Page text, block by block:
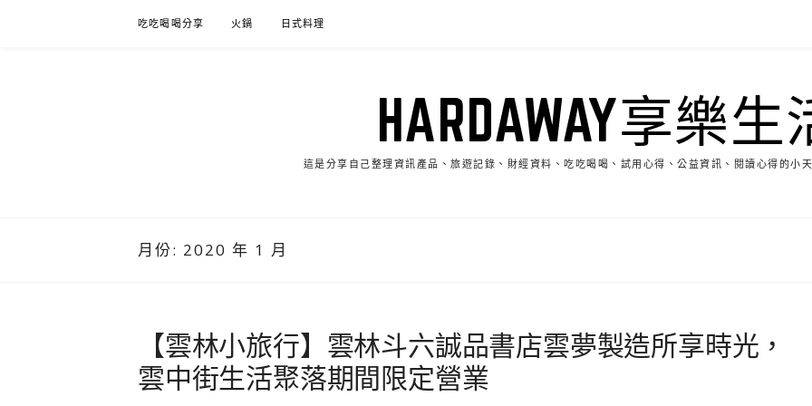
吃吃喝喝分享 火鍋 日式料理
HARDAWAY享樂生
這是分享自己整理資訊產品、旅遊記錄、財經資料、吃吃喝喝、試用心得、公益資訊、閱讀心得的小
月份: 2020 年 1 月
【雲林小旅行】雲林斗六誠品書店雲夢製造所享時光，
雲中街生活聚落期間限定營業